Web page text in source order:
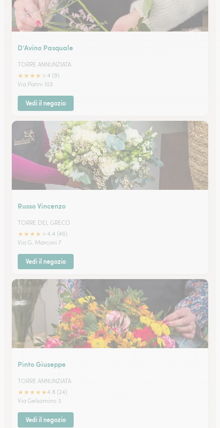
D’Avino Pasquale
TORRE ANNUNZIATA
★★★★
4 (9)
Via Parini 103
Vedi il negozio
Russo Vincenzo
TORRE DEL GRECO
★★★★
4.4 (46)
Via G. Marconi 7
Vedi il negozio
Pinto Giuseppe
TORRE ANNUNZIATA
★★★★★4.8 (24)
Via Gelsomino 3
Vedi il negozio